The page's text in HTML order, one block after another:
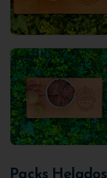
Packs Helados